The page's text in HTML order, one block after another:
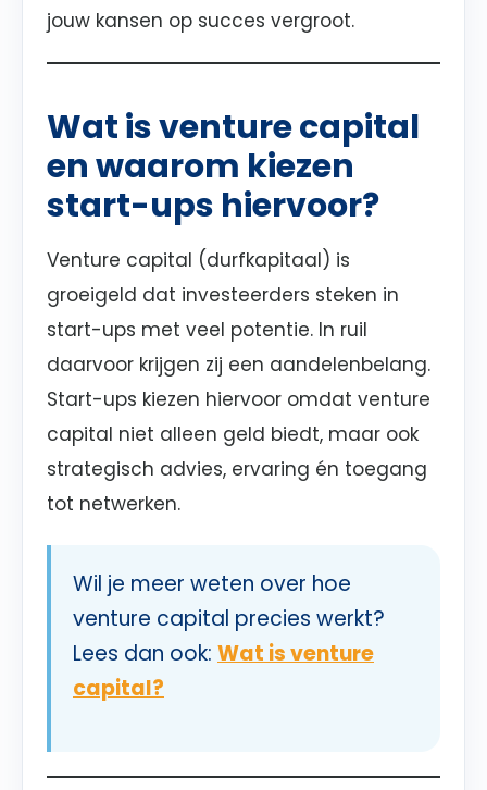
jouw kansen op succes vergroot.
Wat is venture capital
en waarom kiezen
start-ups hiervoor?
Venture capital (durfkapitaal) is
groeigeld dat investeerders steken in
start-ups met veel potentie. In ruil
daarvoor krijgen zij een aandelenbelang.
Start-ups kiezen hiervoor omdat venture
capital niet alleen geld biedt, maar ook
strategisch advies, ervaring én toegang
tot netwerken.
Wil je meer weten over hoe
venture capital precies werkt?
Lees dan ook: Wat is venture
capital?